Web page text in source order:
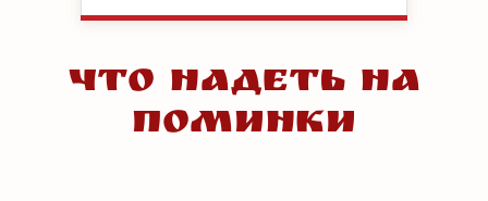
Что надеть на
поминки